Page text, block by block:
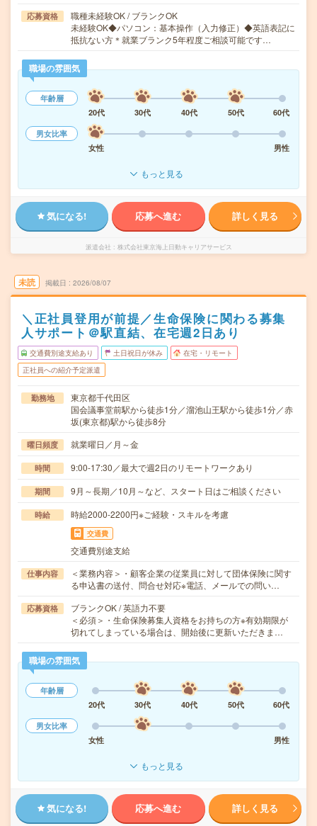
応募資格
職種未経験OK / ブランクOK
未経験OK◆パソコン：基本操作（入力修正）◆英語表記に
抵抗ない方＊就業ブランク5年程度ご相談可能です…
職場の雰囲気
年齢層
20代
30代 40代 50代
60代
男女比率
女性
男性
もっと見る
気になる! 応募へ進む 詳しく見る
派遣会社 株式会社東京海上日動キャリアサービス
未読 掲載日 2026/08/07
＼正社員登用が前提／生命保険に関わる募集
人サポート＠駅直結、在宅週2日あり
交通費別途支給あり 土日祝日が休み 在宅・リモート
正社員への紹介予定派遣
勤務地
東京都千代田区
国会議事堂前駅から徒歩1分／溜池山王駅から徒歩1分／赤
坂(東京都)駅から徒歩8分
曜日頻度 就業曜日／月～金
時間 9:00-17:30／最大で週2日のリモートワークあり
期間 9月～長期／10月～など、スタート日はご相談ください
時給 時給2000-2200円※ご経験・スキルを考慮
交通費
交通費別途支給
仕事内容
＜業務内容＞・顧客企業の従業員に対して団体保険に関す
る申込書の送付、問合せ対応※電話、メールでの問い…
応募資格
ブランクOK / 英語力不要
＜必須＞・生命保険募集人資格をお持ちの方※有効期限が
切れてしまっている場合は、開始後に更新いただきま…
職場の雰囲気
年齢層
20代
30代 40代 50代
60代
男女比率
女性
男性
もっと見る
気になる! 応募へ進む 詳しく見る